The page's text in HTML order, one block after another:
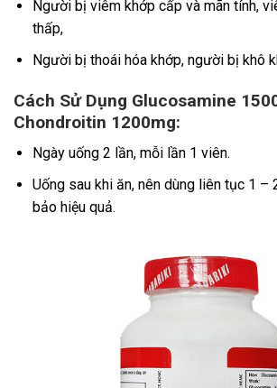
Người bị viêm khớp cấp và mãn tính,
thấp,
Người bị thoái hóa khớp, người bị khô
Cách Sử Dụng Glucosamine
Chondroitin 1200mg:
Ngày uống 2 lần, mỗi lần 1 viên.
Uống sau khi ăn, nên dùng liên tục 1 –
bảo hiệu quả.